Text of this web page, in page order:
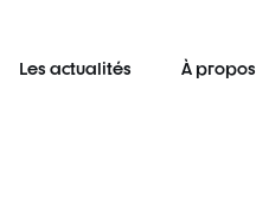
Les actualités À propos